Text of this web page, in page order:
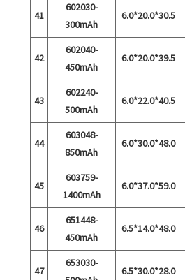
41
602030-
300mAh
6.0*20.0*30.5
42
602040-
450mAh
6.0*20.0*39.5
43
602240-
500mAh
6.0*22.0*40.5
44
603048-
850mAh
6.0*30.0*48.0
45
603759-
1400mAh
6.0*37.0*59.0
46
651448-
450mAh
6.5*14.0*48.0
47
653030-
6.5*30.0*28.0